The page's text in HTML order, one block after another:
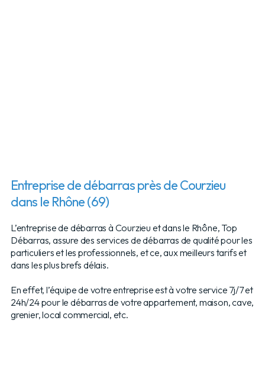
Entreprise de débarras près de Courzieu
dans le Rhône (69)
L’entreprise de débarras à Courzieu et dans le Rhône, Top
Débarras, assure des services de débarras de qualité pour les
particuliers et les professionnels, et ce, aux meilleurs tarifs et
dans les plus brefs délais.
En effet, l’équipe de votre entreprise est à votre service 7j/7 et
24h/24 pour le débarras de votre appartement, maison, cave,
grenier, local commercial, etc.